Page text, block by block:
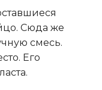
Сюда же
смесь.
Его